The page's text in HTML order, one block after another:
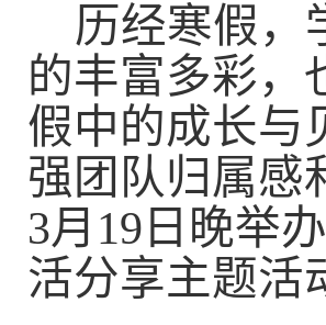
历经寒假，
的丰富多彩，
假中的成长与
强团队归属感
3月 19 日晚举
活分享主题活